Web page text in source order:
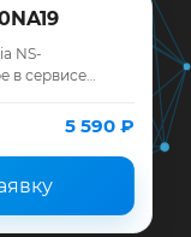
NS-
в сервисе
запчасти и5 590 ₽